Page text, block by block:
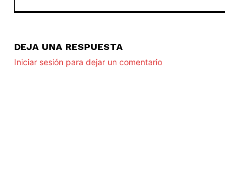
DEJA UNA RESPUESTA
Iniciar sesión para dejar un comentario